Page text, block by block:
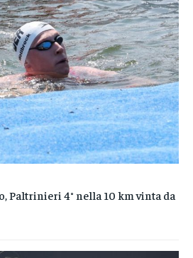
Paltrinieri 4° nella 10 km vinta da